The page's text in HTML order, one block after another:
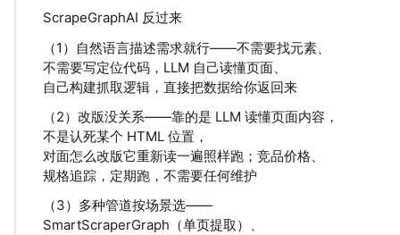
ScrapeGraphAI 反过来
（1）自然语言描述需求就行——不需要找元素、
不需要写定位代码，LLM 自己读懂页面、
自己构建抓取逻辑，直接把数据给你返回来
（2）改版没关系——靠的是 LLM 读懂页面内容，
不是认死某个 HTML 位置，
对面怎么改版它重新读一遍照样跑；竞品价格、
规格追踪，定期跑，不需要任何维护
（3）多种管道按场景选——
SmartScraperGraph（单页提取）、